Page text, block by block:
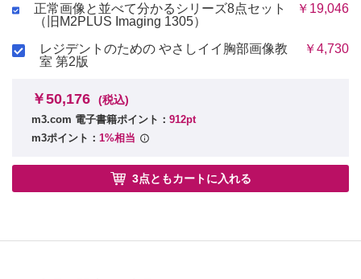
正常画像と並べて分かるシリーズ8点セット
（旧M2PLUS Imaging 1305）
￥19,046
レジデントのための やさしイイ胸部画像教
室 第2版
￥4,730
￥50,176 (税込)
m3.com 電子書籍ポイント： 912pt
m3ポイント： 1%相当
3点ともカートに入れる